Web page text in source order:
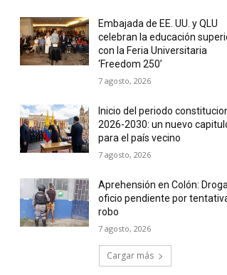
Embajada de EE. UU. y QLU
celebran la educación
con la Feria Universitaria
‘Freedom 250’
7 agosto, 2026
Inicio del periodo
2026-2030: un nuevo
para el país vecino
7 agosto, 2026
Aprehensión en Colón:
oficio pendiente por
robo
7 agosto, 2026
Cargar más